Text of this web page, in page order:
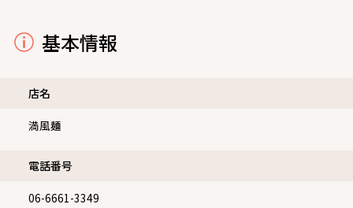
基本情報
店名
満風麺
電話番号
06-6661-3349